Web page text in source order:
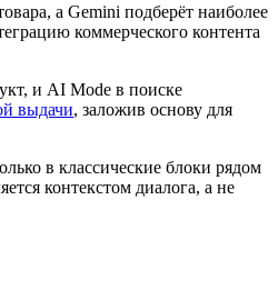
а Gemini подберёт наиболее
коммерческого контента
и AI Mode в поиске
выдачи, заложив основу для
в классические блоки рядом
контекстом диалога, а не